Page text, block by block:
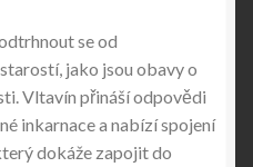
se od
jako jsou obavy o
Vltavín přináší odpovědi
inkarnace a nabízí spojení
dokáže zapojit do